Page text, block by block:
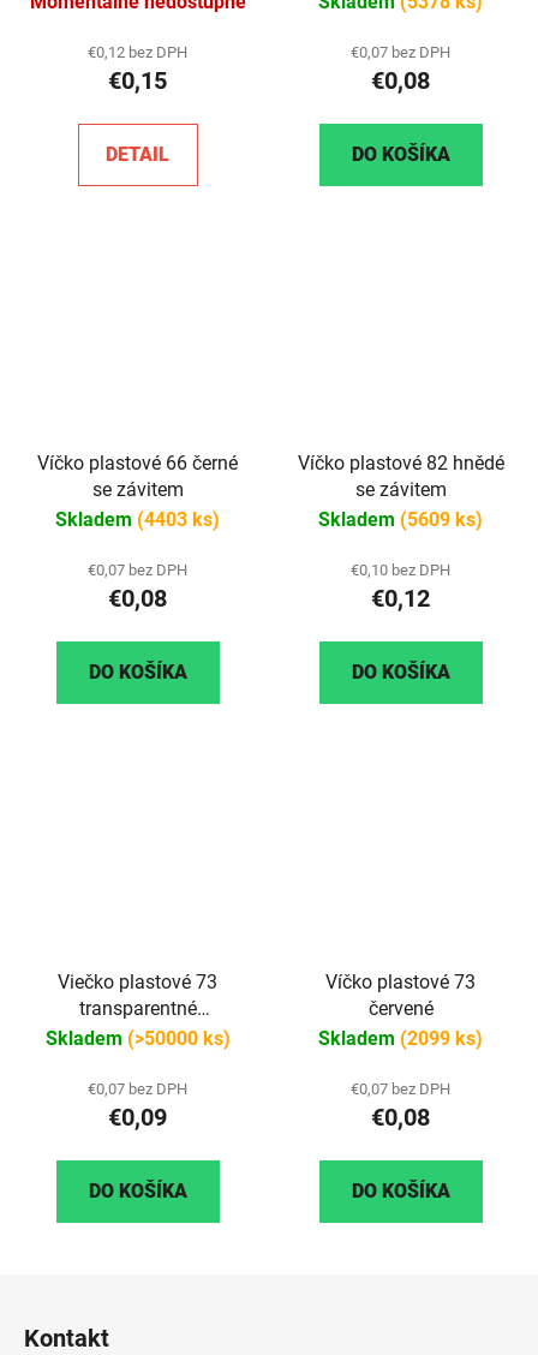
€0,12 bez DPH
€0,15
DETAIL
€0,07 bez DPH
€0,08
DO KOŠÍKA
Víčko plastové 66 černé
se závitem
Skladem (4403 ks)
€0,07 bez DPH
€0,08
DO KOŠÍKA
Víčko plastové 82 hnědé
se závitem
Skladem (5609 ks)
€0,10 bez DPH
€0,12
DO KOŠÍKA
Viečko plastové 73
transparentné
(priehľadné)
Skladem (>50000 ks)
€0,07 bez DPH
€0,09
DO KOŠÍKA
Víčko plastové 73
červené
Skladem (2099 ks)
€0,07 bez DPH
€0,08
DO KOŠÍKA
Kontakt